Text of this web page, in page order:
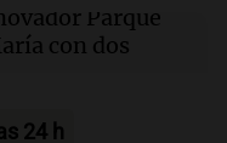
aguacates
y consecuencias
Parque
con dos
24 h